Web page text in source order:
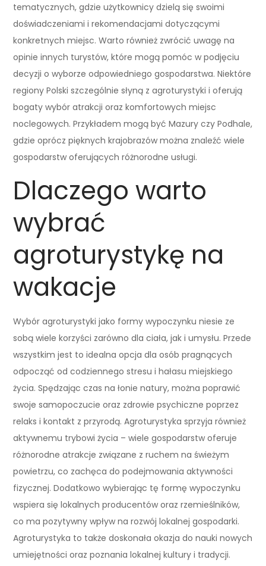
tematycznych, gdzie użytkownicy dzielą się swoimi
doświadczeniami i rekomendacjami dotyczącymi
konkretnych miejsc. Warto również zwrócić uwagę na
opinie innych turystów, które mogą pomóc w podjęciu
decyzji o wyborze odpowiedniego gospodarstwa. Niektóre
regiony Polski szczególnie słyną z agroturystyki i oferują
bogaty wybór atrakcji oraz komfortowych miejsc
noclegowych. Przykładem mogą być Mazury czy Podhale,
gdzie oprócz pięknych krajobrazów można znaleźć wiele
gospodarstw oferujących różnorodne usługi.
Dlaczego warto
wybrać
agroturystykę na
wakacje
Wybór agroturystyki jako formy wypoczynku niesie ze
sobą wiele korzyści zarówno dla ciała, jak i umysłu. Przede
wszystkim jest to idealna opcja dla osób pragnących
odpocząć od codziennego stresu i hałasu miejskiego
życia. Spędzając czas na łonie natury, można poprawić
swoje samopoczucie oraz zdrowie psychiczne poprzez
relaks i kontakt z przyrodą. Agroturystyka sprzyja również
aktywnemu trybowi życia – wiele gospodarstw oferuje
różnorodne atrakcje związane z ruchem na świeżym
powietrzu, co zachęca do podejmowania aktywności
fizycznej. Dodatkowo wybierając tę formę wypoczynku
wspiera się lokalnych producentów oraz rzemieślników,
co ma pozytywny wpływ na rozwój lokalnej gospodarki.
Agroturystyka to także doskonała okazja do nauki nowych
umiejętności oraz poznania lokalnej kultury i tradycji.